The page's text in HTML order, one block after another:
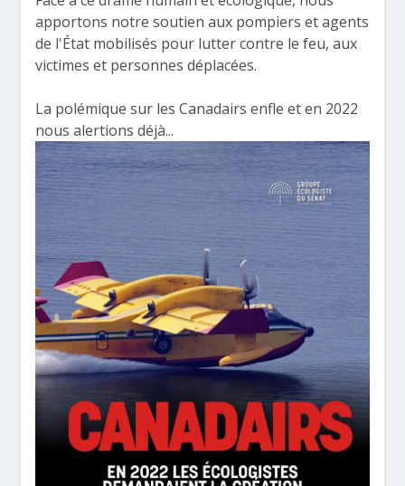
apportons notre soutien aux pompiers et agents
de l'État mobilisés pour lutter contre le feu, aux
victimes et personnes déplacées.
La polémique sur les Canadairs enfle et en 2022
nous alertions déjà...